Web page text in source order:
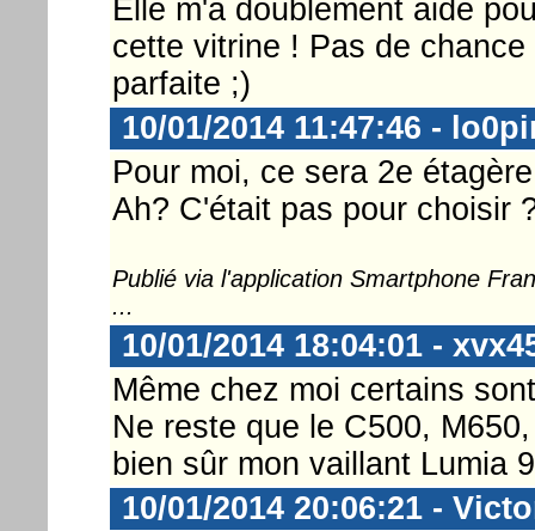
Elle m'a doublement aidé
cette vitrine ! Pas de
parfaite ;)
10/01/2014 11:47:46 -
Pour moi, ce sera 2e
Ah? C'était pas pour choisir
Publié via l'application Smartphone
...
10/01/2014 18:04:01 -
Même chez moi certains
Ne reste que le C500,
bien sûr mon vaillant Lumia
10/01/2014 20:06:21 -